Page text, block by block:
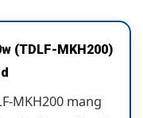
(TDLF-MKH200)
MKH200 mang